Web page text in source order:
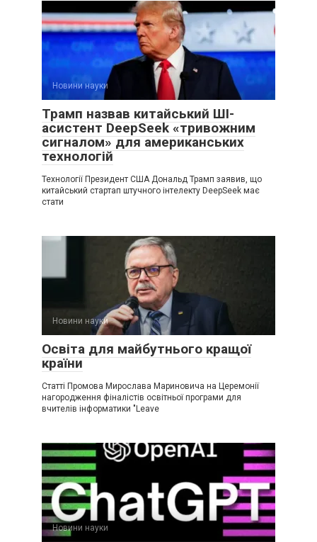
Новини науки
Трамп назвав китайський ШІ-
асистент DeepSeek «тривожним
сигналом» для американських
технологій
Технології Президент США Дональд Трамп заявив, що
китайський стартап штучного інтелекту DeepSeek має
стати
Новини науки
Освіта для майбутнього кращої
країни
Статті Промова Мирослава Мариновича на Церемонії
нагородження фіналістів освітньої програми для
вчителів інформатики "Leave
Новини науки